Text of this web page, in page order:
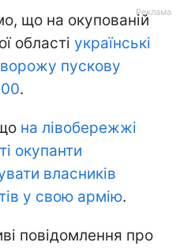
що на окупованій
області українські
ворожу пускову
.
на лівобережжі
окупанти
власників
у свою армію.
повідомлення про